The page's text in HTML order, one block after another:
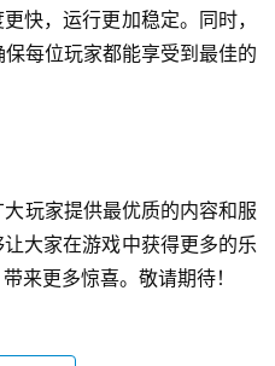
快，运行更加稳定。同时，
每位玩家都能享受到最佳的
玩家提供最优质的内容和服
大家在游戏中获得更多的乐
来更多惊喜。敬请期待！